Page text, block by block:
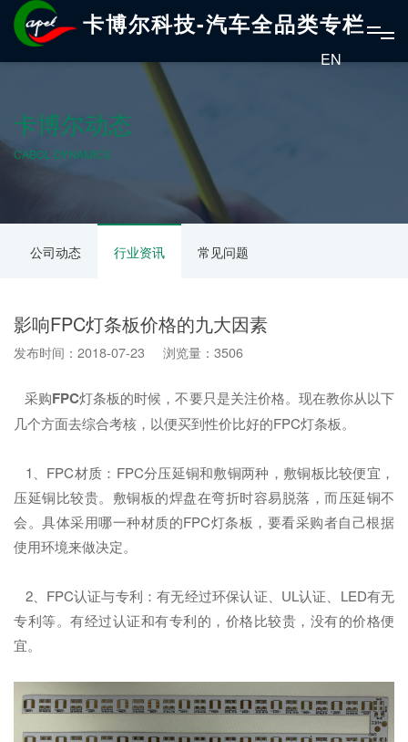
卡博尔科技-汽车全品类专栏
EN
卡博尔动态
CABOL DYNAMICS
公司动态 行业资讯 常见问题
影响FPC灯条板价格的九大因素
发布时间：2018-07-23 浏览量：3506
采购FPC灯条板的时候，不要只是关注价格。现在教你从以下
几个方面去综合考核，以便买到性价比好的FPC灯条板。
1、FPC材质：FPC分压延铜和敷铜两种，敷铜板比较便宜，
压延铜比较贵。敷铜板的焊盘在弯折时容易脱落，而压延铜不
会。具体采用哪一种材质的FPC灯条板，要看采购者自己根据
使用环境来做决定。
2、FPC认证与专利：有无经过环保认证、UL认证、LED有无
专利等。有经过认证和有专利的，价格比较贵，没有的价格便
宜。